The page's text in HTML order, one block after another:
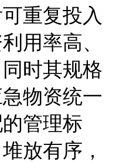
重复投入
用率高、
时其规格
物资统一
管理标
放有序，